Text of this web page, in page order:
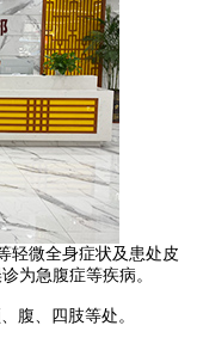
微全身症状及患处皮
为急腹症等疾病。
、四肢等处。